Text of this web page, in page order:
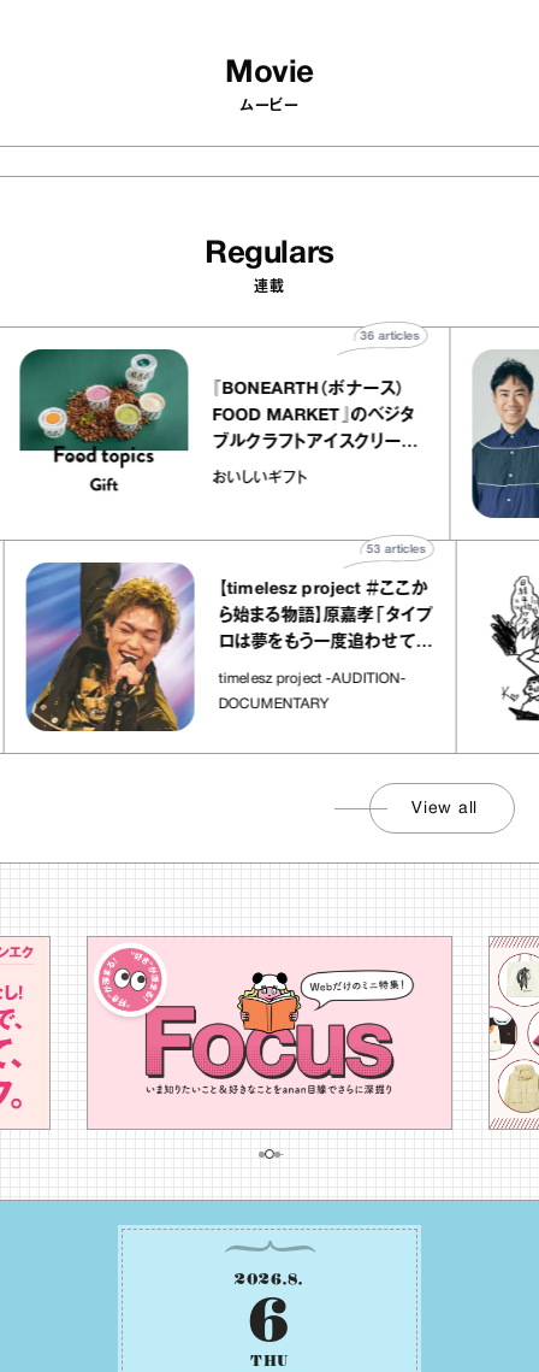
Movie
ムービー
Regulars
連載
『BONEARTH（ボナース）
FOOD MARKET』のベジタ
ブルクラフトアイスクリーム
｜真野知子の「おいしいギフ
おいしいギフト
36articles
【timelesz project ＃ここか
ら始まる物語】原嘉孝「タイプ
ロは夢をもう一度追わせてく
れた場所」
timelesz project -AUDITION-
DOCUMENTARY
articles
View all
2026.8.
6
THU